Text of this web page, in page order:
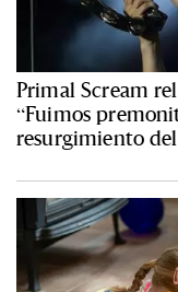
Primal Scream
“Fuimos
resurgimiento